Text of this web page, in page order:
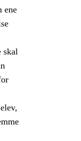
ene
skal